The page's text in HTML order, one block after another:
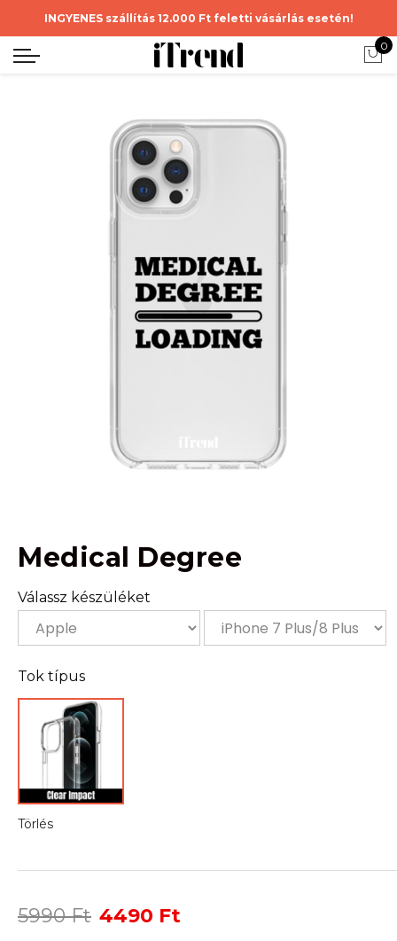
INGYENES szállítás 12.000 Ft feletti vásárlás esetén!
0
Medical Degree
Válassz készüléket
Tok típus
Törlés
5990Ft Original
4490 Ft